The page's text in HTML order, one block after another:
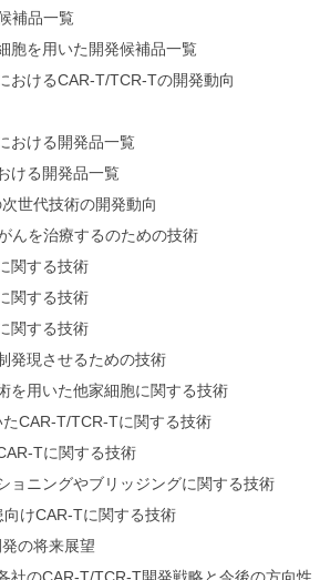
補品一覧
を用いた開発候補品一覧
けるCAR-T/TCR-Tの開発動向
ける開発品一覧
る開発品一覧
世代技術の開発動向
を治療するのための技術
する技術
する技術
する技術
現させるための技術
用いた他家細胞に関する技術
CAR-T/TCR-Tに関する技術
Tに関する技術
ニングやブリッジングに関する技術
けCAR-Tに関する技術
の将来展望